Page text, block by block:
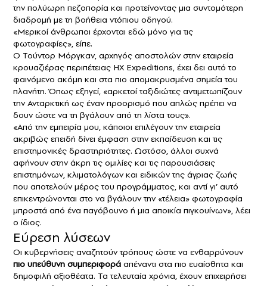
την πολύωρη πεζοπορία και προτείνοντας μια συντομότερη
διαδρομή με τη βοήθεια ντόπιου οδηγού.
«Μερικοί άνθρωποι έρχονται εδώ μόνο για τις
φωτογραφίες», είπε.
Ο Τούντορ Μόργκαν, αρχηγός αποστολών στην εταιρεία
κρουαζιέρας περιπέτειας HX Expeditions, έχει δει αυτό το
φαινόμενο ακόμη και στα πιο απομακρυσμένα σημεία του
πλανήτη. Όπως εξηγεί, «αρκετοί ταξιδιώτες αντιμετωπίζουν
τηνΑνταρκτική ως έναν προορισμό που απλώς πρέπει να
δουν ώστε να τη βγάλουν από τη λίστα τους».
«Από την εμπειρία μου, κάποιοι επιλέγουν την εταιρεία
ακριβώς επειδή δίνει έμφαση στην εκπαίδευση και τις
επιστημονικές δραστηριότητες. Ωστόσο, άλλοι συχνά
αφήνουν στην άκρη τις ομιλίες και τις παρουσιάσεις
επιστημόνων, κλιματολόγων και ειδικών της άγριας ζωής
που αποτελούν μέρος του προγράμματος, και αντί γι’ αυτό
επικεντρώνονται στο να βγάλουν την «τέλεια» φωτογραφία
μπροστά από ένα παγόβουνο ή μια αποικία πιγκουίνων», λέει
ο ίδιος.
Εύρεση λύσεων
Οι κυβερνήσεις αναζητούν τρόπους ώστε να ενθαρρύνουν
πιο υπεύθυνη συμπεριφορά απέναντι στα πιο ευαίσθητα και
δημοφιλή αξιοθέατα. Τα τελευταία χρόνια, έχουν επιχειρήσει